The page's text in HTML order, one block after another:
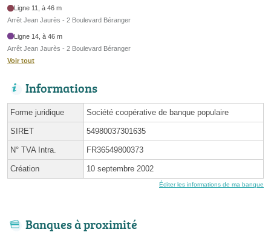
Ligne 11, à 46 m
Arrêt Jean Jaurès - 2 Boulevard Béranger
Ligne 14, à 46 m
Arrêt Jean Jaurès - 2 Boulevard Béranger
Voir tout
Informations
Forme juridique Société coopérative de banque populaire
SIRET 54980037301635
N° TVA Intra. FR36549800373
Création 10 septembre 2002
Éditer les informations de ma banque
Banques à proximité